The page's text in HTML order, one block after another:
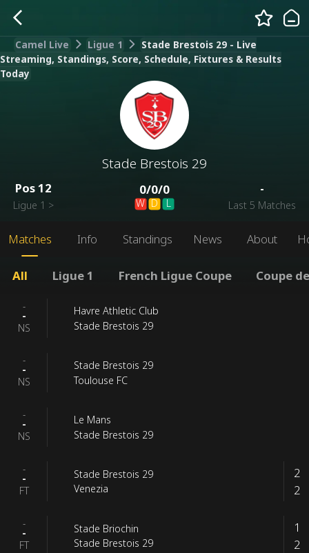
Camel Live Ligue 1
Stade Brestois 29 - Live
Streaming, Standings, Score, Schedule, Fixtures & Results
Today
Stade Brestois 29
Pos12
Ligue 1 >
0/0/0
W D L
-
Last 5 Matches
Matches Info Standings News About
All Ligue 1 French Ligue Coupe Coupe
-
-
NS
Havre Athletic Club
Stade Brestois 29
-
-
NS
Stade Brestois 29
Toulouse FC
-
-
NS
Le Mans
Stade Brestois 29
-
-
FT
Stade Brestois 29
Venezia
2
2
-
-
FT
Stade Briochin
Stade Brestois 29
1
2